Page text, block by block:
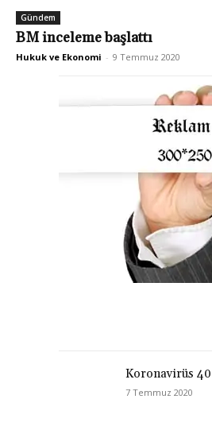
Gündem
BM inceleme başlattı
Hukuk ve Ekonomi - 9 Temmuz 2020
Koronavirüs
7 Temmuz 2020